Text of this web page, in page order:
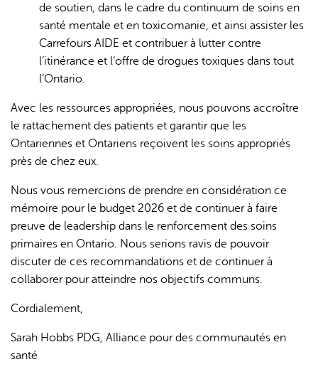
de soutien, dans le cadre du continuum de soins en
santé mentale et en toxicomanie, et ainsi assister les
Carrefours AIDE et contribuer à lutter contre
l’itinérance et l’offre de drogues toxiques dans tout
l’Ontario.
Avec les ressources appropriées, nous pouvons accroître
le rattachement des patients et garantir que les
Ontariennes et Ontariens reçoivent les soins appropriés
près de chez eux.
Nous vous remercions de prendre en considération ce
mémoire pour le budget 2026 et de continuer à faire
preuve de leadership dans le renforcement des soins
primaires en Ontario. Nous serions ravis de pouvoir
discuter de ces recommandations et de continuer à
collaborer pour atteindre nos objectifs communs.
Cordialement,
Sarah Hobbs PDG, Alliance pour des communautés en
santé